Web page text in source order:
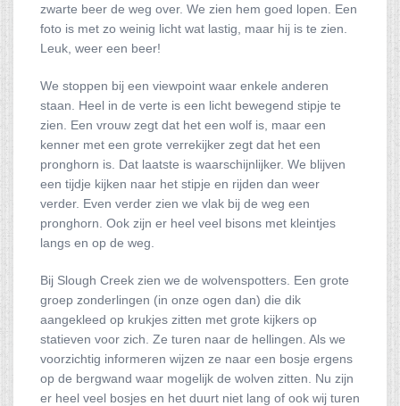
zwarte beer de weg over. We zien hem goed lopen. Een
foto is met zo weinig licht wat lastig, maar hij is te zien.
Leuk, weer een beer!
We stoppen bij een viewpoint waar enkele anderen
staan. Heel in de verte is een licht bewegend stipje te
zien. Een vrouw zegt dat het een wolf is, maar een
kenner met een grote verrekijker zegt dat het een
pronghorn is. Dat laatste is waarschijnlijker. We blijven
een tijdje kijken naar het stipje en rijden dan weer
verder. Even verder zien we vlak bij de weg een
pronghorn. Ook zijn er heel veel bisons met kleintjes
langs en op de weg.
Bij Slough Creek zien we de wolvenspotters. Een grote
groep zonderlingen (in onze ogen dan) die dik
aangekleed op krukjes zitten met grote kijkers op
statieven voor zich. Ze turen naar de hellingen. Als we
voorzichtig informeren wijzen ze naar een bosje ergens
op de bergwand waar mogelijk de wolven zitten. Nu zijn
er heel veel bosjes en het duurt niet lang of ook wij turen